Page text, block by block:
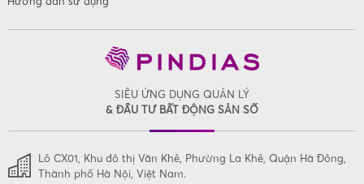
SIÊU ỨNG DỤNG QUẢN LÝ
& ĐẦU TƯ BẤT ĐỘNG SẢN SỐ
Lô CX01, Khu đô thị Văn Khê, Phường La Khê, Quận Hà Đông,
Thành phố Hà Nội, Việt Nam.